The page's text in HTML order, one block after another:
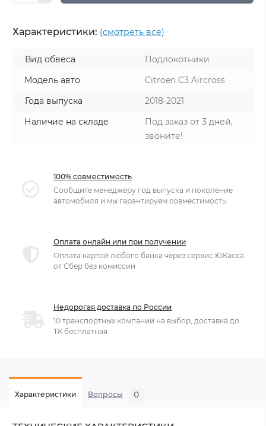
Характеристики: (смотреть все)
Вид обвеса
Подлокотники
Модель авто
Citroen C3 Aircross
Года выпуска
2018-2021
Наличие на складе
Под заказ от 3 дней,
звоните!
100% совместимость
Сообщите менеджеру год выпуска и поколение
автомобиля и мы гарантируем совместимость
Оплата онлайн или при получении
Оплата картой любого банка через сервис ЮКасса
от Сбер без комиссии
Недорогая доставка по России
10 транспортных компаний на выбор, доставка до
ТК бесплатная
Характеристики Вопросы 0